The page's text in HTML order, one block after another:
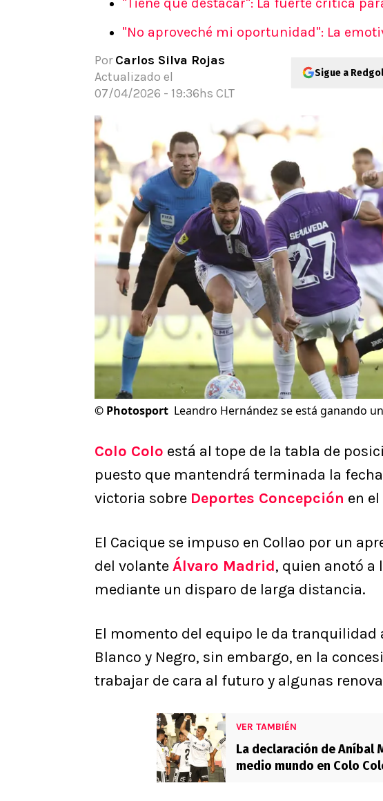
Pronósticos
Apuestas Mundial 2026
"No aproveché mi oportunidad": La
Por Carlos Silva Rojas
Actualizado el
07/04/2026 - 19:36hs CLT
Sigue a
© Photosport Leandro Hernández se está ganando
Colo Colo está al tope de la tabla de
puesto que mantendrá terminada la
victoria sobre Deportes Concepción en
El Cacique se impuso en Collao por un
del volanteÁlvaro Madrid, quien anotó
mediante un disparo de larga distancia.
El momento del equipo le da
Blanco y Negro, sin embargo, en la
trabajar de cara al futuro y algunas
VER TAMBIÉN
La declaración de Aníbal
medio mundo en Colo